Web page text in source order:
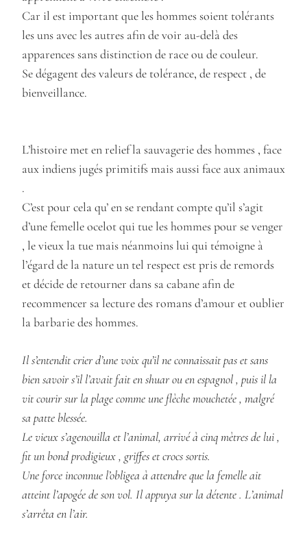
Car il est important que les hommes soient tolérants
les uns avec les autres afin de voir au-delà des
apparences sans distinction de race ou de couleur.
Se dégagent des valeurs de tolérance, de respect , de
bienveillance.
L’histoire met en relief la sauvagerie des hommes , face
aux indiens jugés primitifs mais aussi face aux animaux
.
C’est pour cela qu’ en se rendant compte qu’il s’agit
d’une femelle ocelot qui tue les hommes pour se venger
, le vieux la tue mais néanmoins lui qui témoigne à
l’égard de la nature un tel respect est pris de remords
et décide de retourner dans sa cabane afin de
recommencer sa lecture des romans d’amour et oublier
la barbarie des hommes.
Il s’entendit crier d’une voix qu’il ne connaissait pas et sans
bien savoir s’il l’avait fait en shuar ou en espagnol , puis il la
vit courir sur la plage comme une flèche mouchetée , malgré
sa patte blessée.
Le vieux s’agenouilla et l’animal, arrivé à cinq mètres de lui ,
fit un bond prodigieux , griffes et crocs sortis.
Une force inconnue l’obligea à attendre que la femelle ait
atteint l’apogée de son vol. Il appuya sur la détente . L’animal
s’arrêta en l’air.